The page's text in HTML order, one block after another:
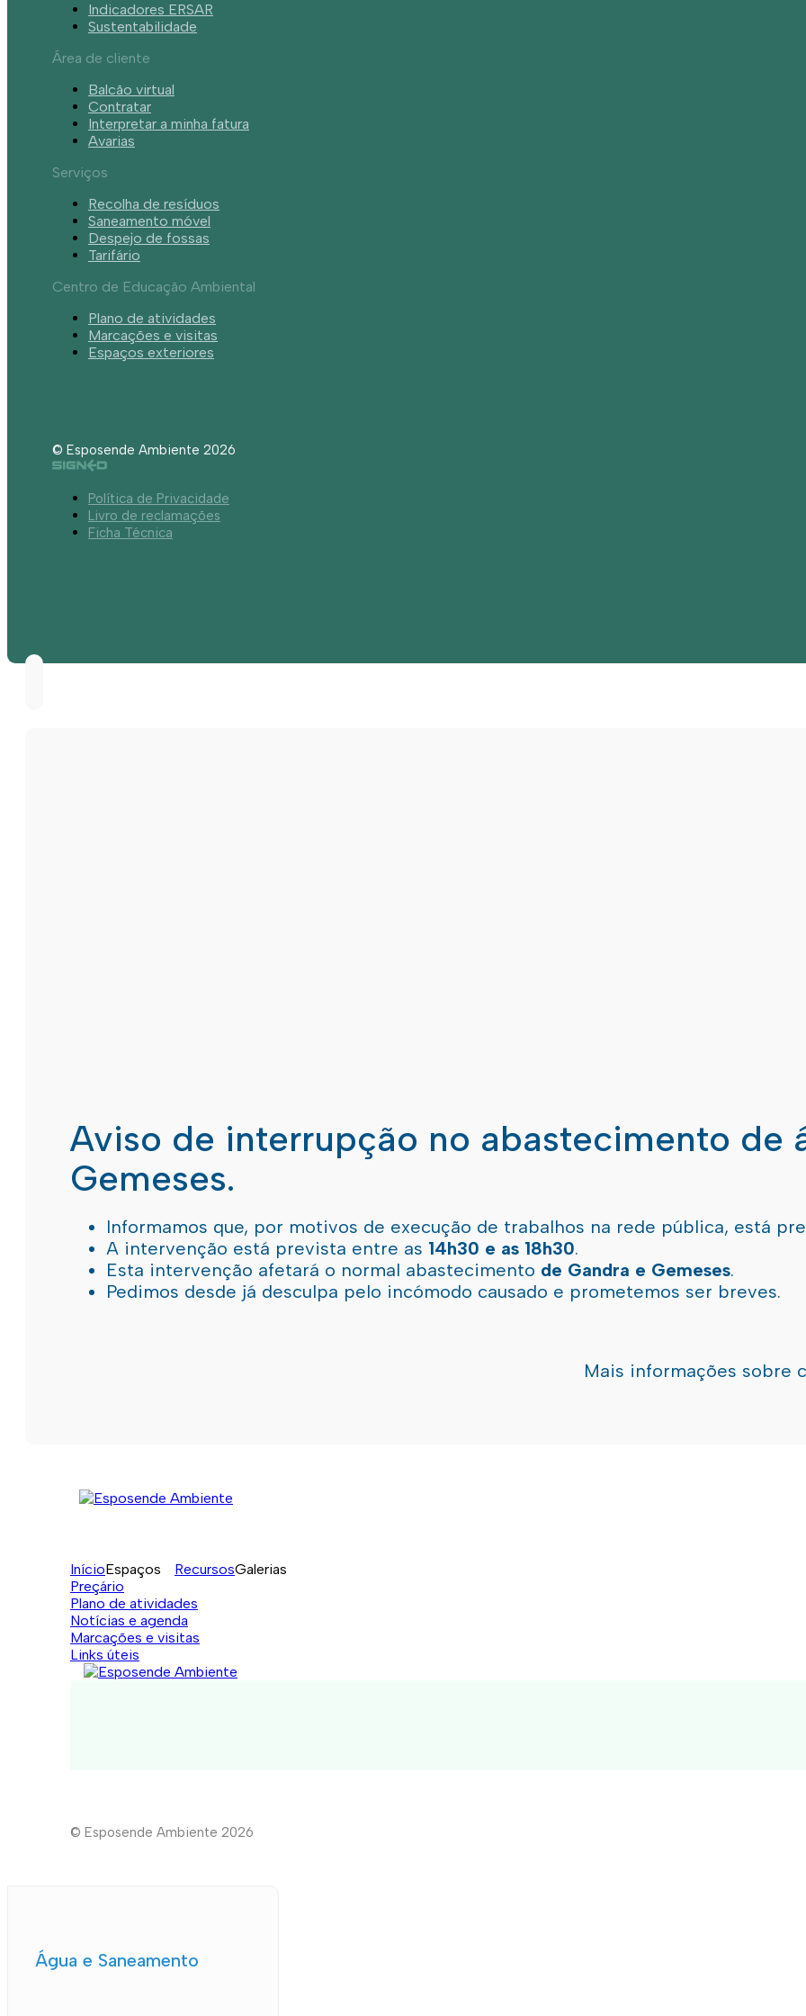
Indicadores ERSAR
Sustentabilidade
Área de cliente
Balcão virtual
Contratar
Interpretar a minha fatura
Avarias
Serviços
Recolha de resíduos
Saneamento móvel
Despejo de fossas
Tarifário
Centro de Educação Ambiental
Plano de atividades
Marcações e visitas
Espaços exteriores
© Esposende Ambiente 2026
Política de Privacidade
Livro de reclamações
Ficha Técnica
Aviso de interrupção no abastecimento de
Gemeses.
Informamos que, por motivos de execução de trabalhos na rede pública, está
A intervenção está prevista entre as 14h30 e as 18h30.
Esta intervenção afetará o normal abastecimento de Gandra e Gemeses.
Pedimos desde já desculpa pelo incómodo causado e prometemos ser breves.
Mais informações sobre
InícioEspaços RecursosGalerias
Preçário
Plano de atividades
Notícias e agenda
Marcações e visitas
Links úteis
© Esposende Ambiente 2026
Água e Saneamento